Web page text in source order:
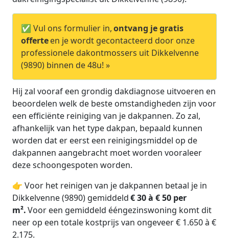
✅ Vul ons formulier in,ontvang je gratis
offerteen je wordt gecontacteerd door onze
professionele dakontmossers uit Dikkelvenne
(9890) binnen de 48u! »
Hij zal vooraf een grondig dakdiagnose uitvoeren en
beoordelen welk de beste omstandigheden zijn voor
een efficiënte reiniging van je dakpannen. Zo zal,
afhankelijk van het type dakpan, bepaald kunnen
worden dat er eerst een reinigingsmiddel op de
dakpannen aangebracht moet worden vooraleer
deze schoongespoten worden.
👉 Voor het reinigen van je dakpannen betaal je in
Dikkelvenne (9890) gemiddeld€ 30 à € 50 per
m².Voor een gemiddeld ééngezinswoning komt dit
neer op een totale kostprijs van ongeveer € 1.650 à €
2.175.